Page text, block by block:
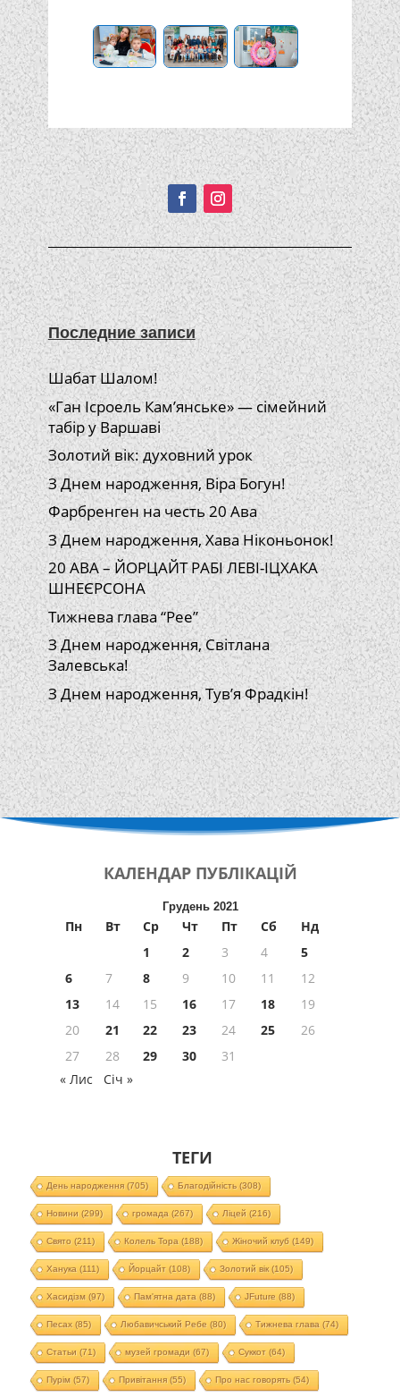
Подписывайтесь!
Последние записи
Шабат Шалом!
«Ган Ісроель Кам’янське» — сімейний
табір у Варшаві
Золотий вік: духовний урок
З Днем народження, Віра Богун!
Фарбренген на честь 20 Ава
З Днем народження, Хава Ніконьонок!
20 АВА – ЙОРЦАЙТ РАБІ ЛЕВІ-ІЦХАКА
ШНЕЄРСОНА
Тижнева глава “Рее”
З Днем народження, Світлана
Залевська!
З Днем народження, Тув’я Фрадкін!
КАЛЕНДАР ПУБЛІКАЦІЙ
Грудень 2021
Пн Вт Ср Чт Пт Сб
Нд
1
2 3 4
5
6
7 8 9 10 11
12
13
14 15 16 17 18
19
20
21 22 23 24 25
26
27
28 29 30
31
« Лис
Січ »
ТЕГИ
День народження(705) Благодійність (308)
Новини (299) громада (267) Ліцей (216)
Свято (211) Колель Тора (188) Жіночий клуб (149)
Ханука (111) Йорцайт (108) Золотий вік(105)
Хасидізм (97) Пам'ятна дата (88) JFuture (88)
Песах(85) Любавичський Ребе (80) Тижнева глава (74)
Статьи (71) музей громади (67) Суккот (64)
Пурім (57) Привітання(55) Про нас говорять (54)